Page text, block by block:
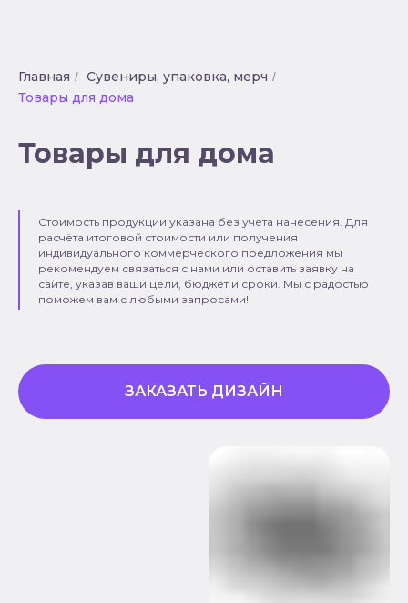
Главная / Сувениры, упаковка, мерч /
Товары для дома
Товары для дома
Стоимость продукции указана без учета нанесения. Для
расчёта итоговой стоимости или получения
индивидуального коммерческого предложения мы
рекомендуем связаться с нами или оставить заявку на
сайте, указав ваши цели, бюджет и сроки. Мы с радостью
поможем вам с любыми запросами!
ЗАКАЗАТЬ ДИЗАЙН